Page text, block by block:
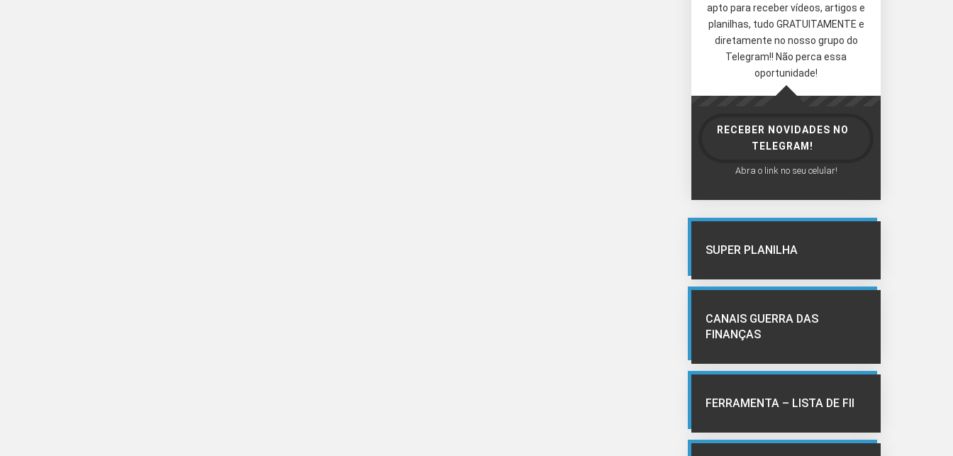
apto para receber vídeos, artigos e
planilhas, tudo GRATUITAMENTE e
diretamente no nosso grupo do
Telegram!! Não perca essa
oportunidade!
RECEBER NOVIDADES NO
TELEGRAM!
Abra o link no seu celular!
SUPER PLANILHA
CANAIS GUERRA DAS
FINANÇAS
FERRAMENTA – LISTA DE FII